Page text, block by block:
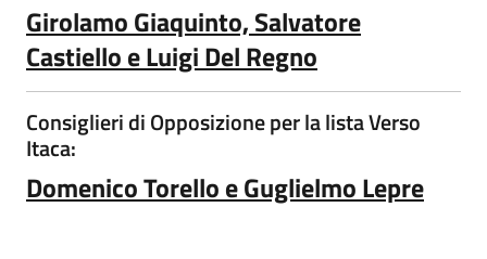
Girolamo Giaquinto, Salvatore
Castiello e Luigi Del Regno
Consiglieri di Opposizione per la lista Verso
Itaca:
Domenico Torello e Guglielmo Lepre